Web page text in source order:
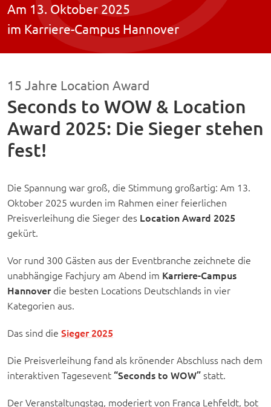
Am 13. Oktober 2025
im Karriere-Campus Hannover
15 Jahre Location Award
Seconds to WOW & Location
Award 2025: Die Sieger stehen
fest!
Die Spannung war groß, die Stimmung großartig: Am 13.
Oktober 2025 wurden im Rahmen einer feierlichen
Preisverleihung die Sieger des Location Award 2025
gekürt.
Vor rund 300 Gästen aus der Eventbranche zeichnete die
unabhängige Fachjury am Abend im Karriere-Campus
Hannoverdie besten Locations Deutschlands in vier
Kategorien aus.
Das sind die Sieger 2025
Die Preisverleihung fand als krönender Abschluss nach dem
interaktiven Tagesevent “Seconds to WOW”statt.
Der Veranstaltungstag, moderiert von Franca Lehfeldt, bot